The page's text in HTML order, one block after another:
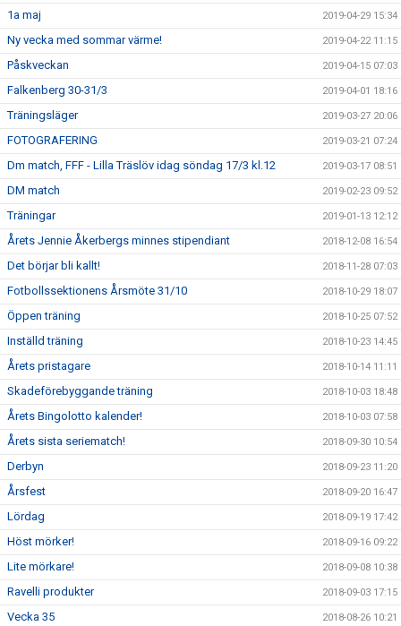
1a maj 2019-04-29 15:34
Ny vecka med sommar värme! 2019-04-22 11:15
Påskveckan 2019-04-15 07:03
Falkenberg 30-31/3 2019-04-01 18:16
Träningsläger 2019-03-27 20:06
FOTOGRAFERING 2019-03-21 07:24
Dm match, FFF - Lilla Träslöv idag söndag 17/3 kl.12 2019-03-17 08:51
DM match 2019-02-23 09:52
Träningar 2019-01-13 12:12
Årets Jennie Åkerbergs minnes stipendiant 2018-12-08 16:54
Det börjar bli kallt! 2018-11-28 07:03
Fotbollssektionens Årsmöte 31/10 2018-10-29 18:07
Öppen träning 2018-10-25 07:52
Inställd träning 2018-10-23 14:45
Årets pristagare 2018-10-14 11:11
Skadeförebyggande träning 2018-10-03 18:48
Årets Bingolotto kalender! 2018-10-03 07:58
Årets sista seriematch! 2018-09-30 10:54
Derbyn 2018-09-23 11:20
Årsfest 2018-09-20 16:47
Lördag 2018-09-19 17:42
Höst mörker! 2018-09-16 09:22
Lite mörkare! 2018-09-08 10:38
Ravelli produkter 2018-09-03 17:15
Vecka 35 2018-08-26 10:21